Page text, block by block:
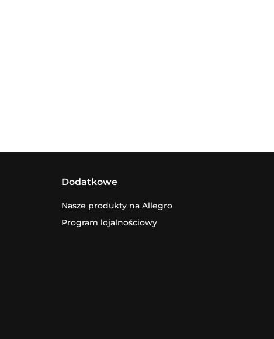
Dodatkowe
Nasze produkty na Allegro
Program lojalnościowy